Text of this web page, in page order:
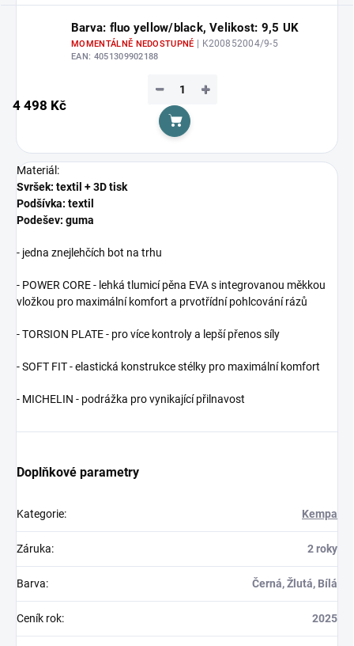
Barva: fluo yellow/black, Velikost: 9,5 UK
MOMENTÁLNĚ NEDOSTUPNÉ | K200852004/9-5
EAN: 4051309902188
4 498 Kč
+
−
Do košíku
Materiál:
Svršek: textil + 3D tisk
Podšívka: textil
Podešev: guma
- jedna znejlehčích bot na trhu
- POWER CORE - lehká tlumicí pěna EVA s integrovanou měkkou
vložkou pro maximální komfort a prvotřídní pohlcování rázů
- TORSION PLATE - pro více kontroly a lepší přenos síly
- SOFT FIT - elastická konstrukce stélky pro maximální komfort
- MICHELIN - podrážka pro vynikající přilnavost
Doplňkové parametry
Kategorie: Kempa
Záruka: 2 roky
Barva: Černá, Žlutá, Bílá
Ceník rok: 2025